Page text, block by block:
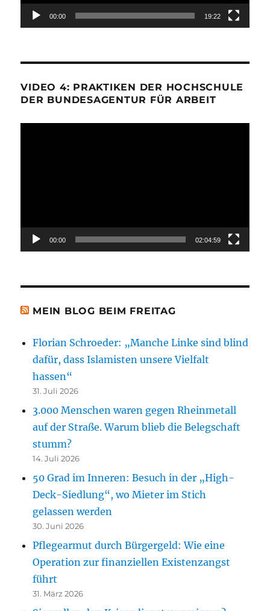
00:00 19:22
VIDEO 4: PRAKTIKEN DER HOCHSCHULE
DER BUNDESAGENTUR FÜR ARBEIT
00:00 02:04:59
MEIN BLOG BEIM FREITAG
Florian Schroeder: „Manche Linke sind blind
dafür, dass Islamisten unsere Vielfalt
hassen“
31. Juli 2026
3.000 Menschen waren gegen Rheinmetall
auf der Straße. Warum blieb die Belegschaft
stumm?
14. Juli 2026
50 Grad im Inneren: Besuch in der „High-
Deck-Siedlung“, wo Mieter im Stich
gelassen werden
30. Juni 2026
Pflegearmut durch Bürgergeld: Wie eine
Operation zur finanziellen Existenzangst
führt
31. März 2026